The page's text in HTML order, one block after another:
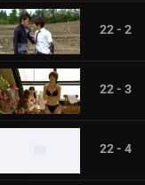
22 - 2
22 - 3
22 - 4